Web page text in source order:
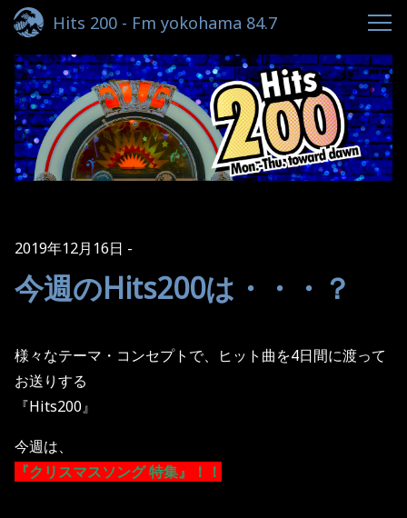
Hits 200 - Fm yokohama 84.7
2019年12月16日
今週のHits200は・・・？
様々なテーマ・コンセプトで、ヒット曲を4日間に渡って
お送りする
『Hits200』
今週は、
『クリスマスソング 特集』！！